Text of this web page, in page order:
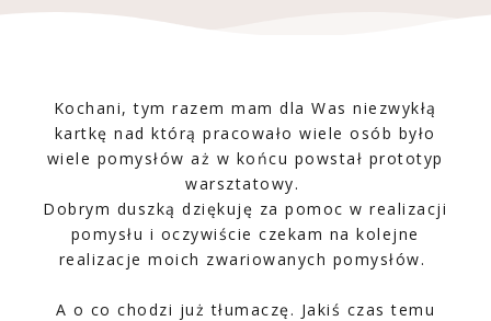
Kochani, tym razem mam dla Was niezwykłą
kartkę nad którą pracowało wiele osób było
wiele pomysłów aż w końcu powstał prototyp
warsztatowy.
Dobrym duszką dziękuję za pomoc w realizacji
pomysłu i oczywiście czekam na kolejne
realizacje moich zwariowanych pomysłów.
A o co chodzi już tłumaczę. Jakiś czas temu